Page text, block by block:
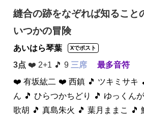
縫合の跡をなぞれば知ること
いつかの冒険
あいはら琴葉 Xでポスト
3点 ❤️ 2+1 🎵 9 三席
最多音符
❤️ 有坂紘二 ❤️ 西鎮 🎵 ツキミサキ
ん 🎵 ひらつかちどり 🎵 ゆっくん
歌胡 🎵 真島朱火 🎵 葉月ままこ 🎵